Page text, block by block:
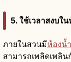
5. ใช้เวลาสงบใ
ภายในสวนมีห้องน้ำ
สามารถเพลิดเพลิ